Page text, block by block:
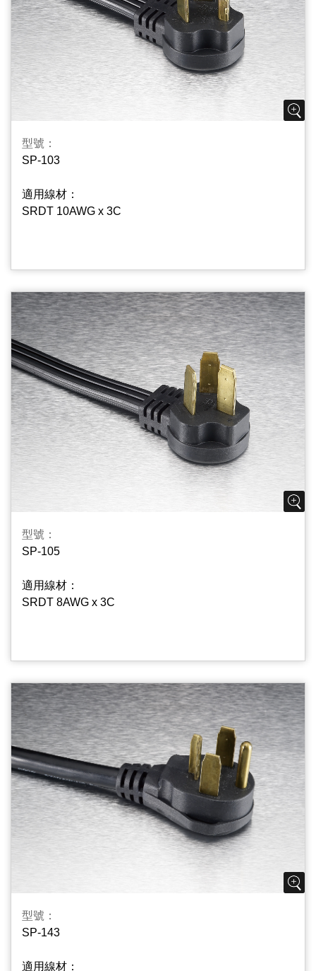
型號：
SP-103
適用線材：
SRDT 10AWG x 3C
型號：
SP-105
適用線材：
SRDT 8AWG x 3C
型號：
SP-143
適用線材：